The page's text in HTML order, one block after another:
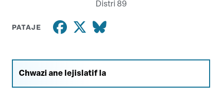
Distri 89
PATAJE